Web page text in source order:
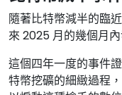
隨著比特幣減半的臨
來 2025 月的幾個月內
這個四年一度的事件
特幣挖礦的細緻過程